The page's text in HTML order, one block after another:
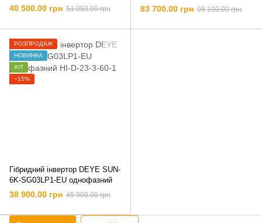
40 500.00 грн 51 050.00 грн
кВт
83 700.00 грн 98 100.00 грн
РОЗПРОДАЖ
НОВИНКА
ХІТ
−15%
Гібридний інвертор DEYE SUN-
6K-SG03LP1-EU однофазний
38 900.00 грн 45 900.00 грн